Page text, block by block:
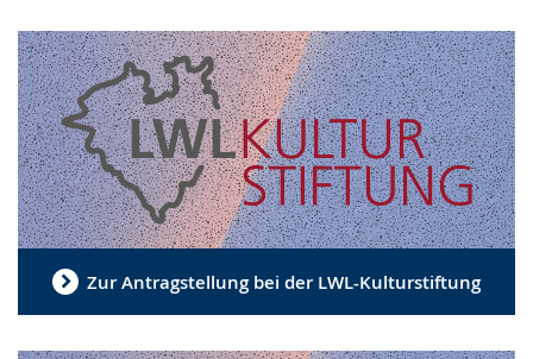
Zur Antragstellung bei der LWL-Kulturstiftung